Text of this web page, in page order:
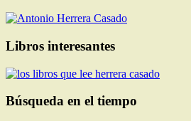
Libros interesantes
Búsqueda en el tiempo